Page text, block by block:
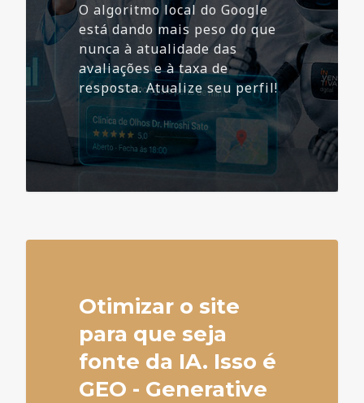
O algoritmo local do Google
está dando mais peso do que
nunca à atualidade das
avaliações e à taxa de
resposta. Atualize seu perfil!
Otimizar o site
para que seja
fonte da IA. Isso é
GEO - Generative